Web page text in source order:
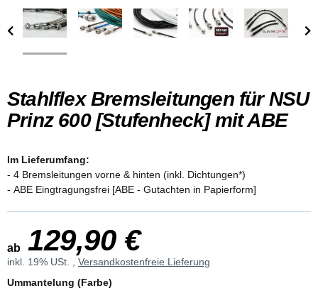
Stahlflex Bremsleitungen für NSU
Prinz 600 [Stufenheck] mit ABE
Im Lieferumfang:
- 4 Bremsleitungen vorne & hinten (inkl. Dichtungen*)
- ABE Eingtragungsfrei [ABE - Gutachten in Papierform]
ab 129,90 €
inkl. 19% USt. , Versandkostenfreie Lieferung
Ummantelung (Farbe)